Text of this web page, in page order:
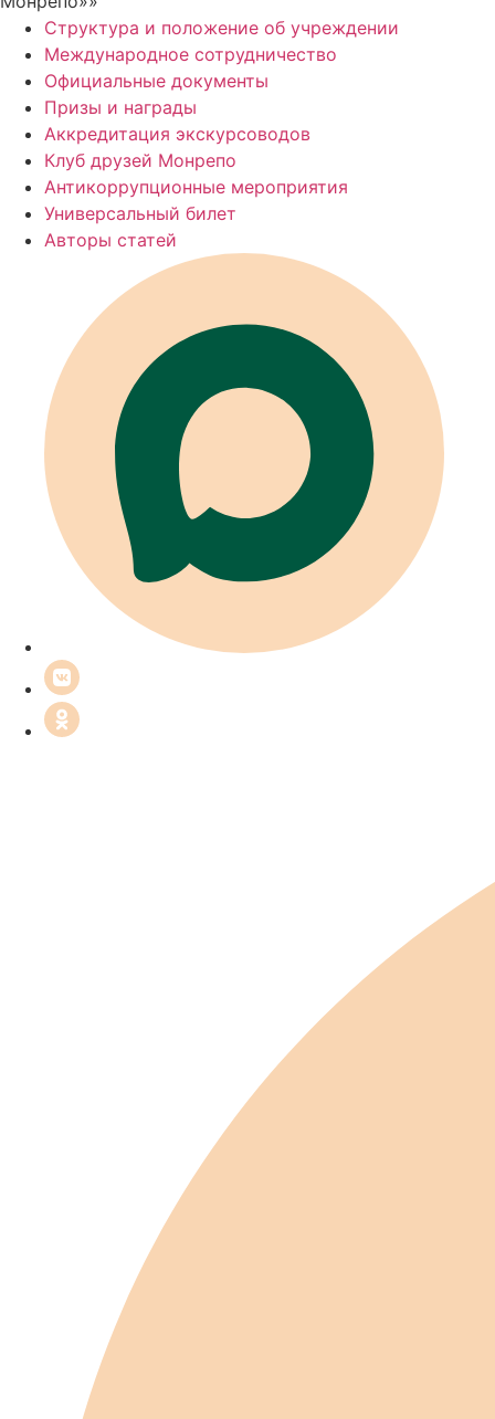
Структура и положение об учреждении
Международное сотрудничество
Официальные документы
Призы и награды
Аккредитация экскурсоводов
Клуб друзей Монрепо
Антикоррупционные мероприятия
Универсальный билет
Авторы статей